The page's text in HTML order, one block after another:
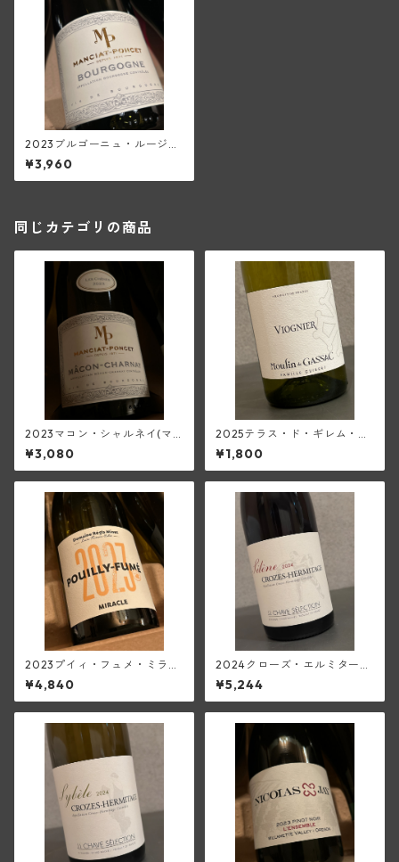
2023ブルゴーニュ・ルージュ
(マンシア・ポンセ)
¥3,960
同じカテゴリの商品
2023マコン・シャルネイ(マ
ンシア・ポンセ)
¥3,080
2025テラス・ド・ギレム・ヴ
ィオニエ<ペイ・ドック>(ムー
ラン・ド・ガサック)
¥1,800
2023プイィ・フュメ・ミラク
ル(レジス・ミネ)
¥4,840
2024クローズ・エルミタージ
ュ・ルージュ・シレーヌ(ジャ
ン・ルイ・シャーヴ・セレク
ション)
¥5,244